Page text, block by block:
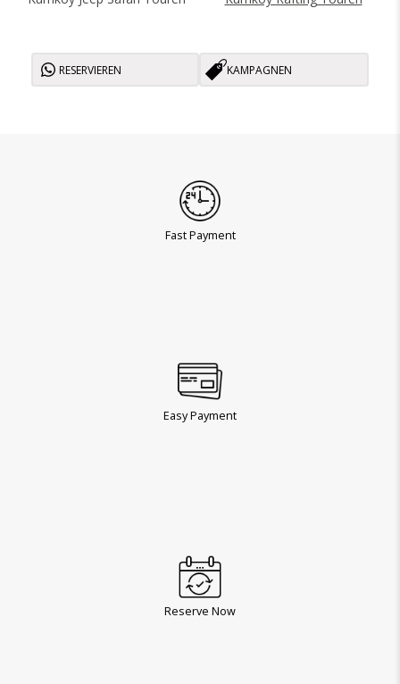
RESERVIEREN KAMPAGNEN
Fast Payment
Easy Payment
Reserve Now